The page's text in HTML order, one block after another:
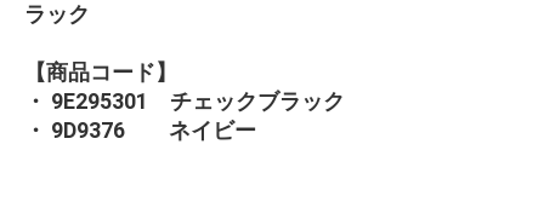
ラック
【商品コード】
・ 9E295301 チェックブラック
・ 9D9376 ネイビー